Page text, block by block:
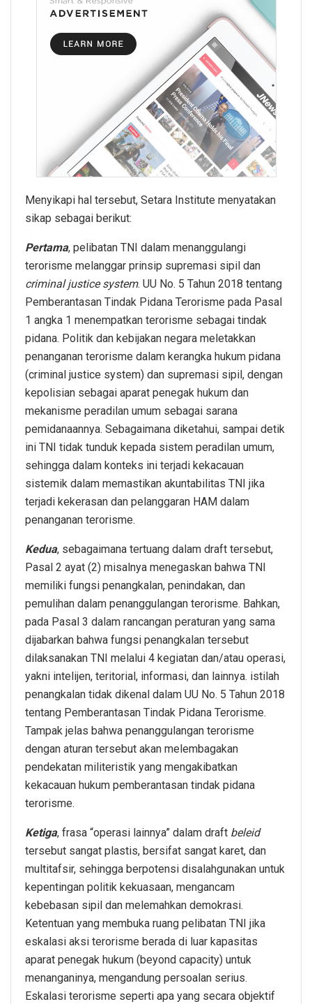
Menyikapi hal tersebut, Setara Institute menyatakan
sikap sebagai berikut:
Pertama, pelibatan TNI dalam menanggulangi
terorisme melanggar prinsip supremasi sipil dan
criminal justice system. UU No. 5 Tahun 2018 tentang
Pemberantasan Tindak Pidana Terorisme pada Pasal
1 angka 1 menempatkan terorisme sebagai tindak
pidana. Politik dan kebijakan negara meletakkan
penanganan terorisme dalam kerangka hukum pidana
(criminal justice system) dan supremasi sipil, dengan
kepolisian sebagai aparat penegak hukum dan
mekanisme peradilan umum sebagai sarana
pemidanaannya. Sebagaimana diketahui, sampai detik
ini TNI tidak tunduk kepada sistem peradilan umum,
sehingga dalam konteks ini terjadi kekacauan
sistemik dalam memastikan akuntabilitas TNI jika
terjadi kekerasan dan pelanggaran HAM dalam
penanganan terorisme.
Kedua, sebagaimana tertuang dalam draft tersebut,
Pasal 2 ayat (2) misalnya menegaskan bahwa TNI
memiliki fungsi penangkalan, penindakan, dan
pemulihan dalam penanggulangan terorisme. Bahkan,
pada Pasal 3 dalam rancangan peraturan yang sama
dijabarkan bahwa fungsi penangkalan tersebut
dilaksanakan TNI melalui 4 kegiatan dan/atau operasi,
yakni intelijen, teritorial, informasi, dan lainnya. istilah
penangkalan tidak dikenal dalam UU No. 5 Tahun 2018
tentang Pemberantasan Tindak Pidana Terorisme.
Tampak jelas bahwa penanggulangan terorisme
dengan aturan tersebut akan melembagakan
pendekatan militeristik yang mengakibatkan
kekacauan hukum pemberantasan tindak pidana
terorisme.
Ketiga, frasa “operasi lainnya” dalam draft beleid
tersebut sangat plastis, bersifat sangat karet, dan
multitafsir, sehingga berpotensi disalahgunakan untuk
kepentingan politik kekuasaan, mengancam
kebebasan sipil dan melemahkan demokrasi.
Ketentuan yang membuka ruang pelibatan TNI jika
eskalasi aksi terorisme berada di luar kapasitas
aparat penegak hukum (beyond capacity) untuk
menanganinya, mengandung persoalan serius.
Eskalasi terorisme seperti apa yang secara objektif